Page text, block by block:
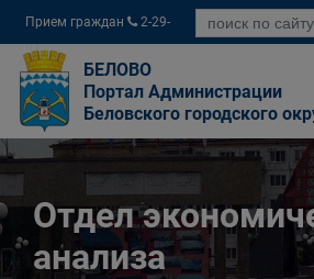
Прием граждан
2-29-
04
БЕЛОВО
Портал Администрации
Беловского городского
Отдел
анализа